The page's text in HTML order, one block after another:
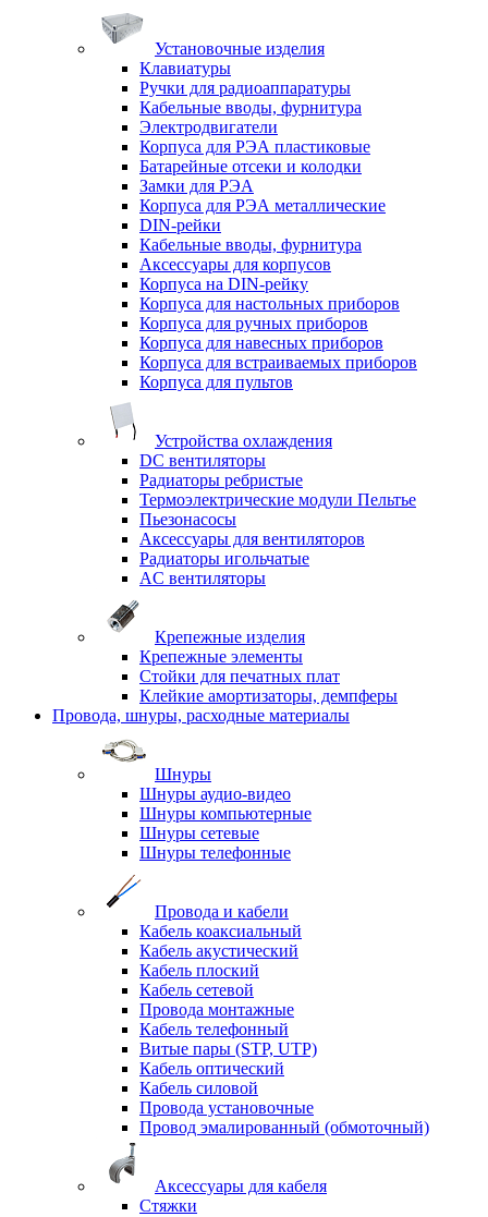
Установочные изделия
Клавиатуры
Ручки для радиоаппаратуры
Кабельные вводы, фурнитура
Электродвигатели
Корпуса для РЭА пластиковые
Батарейные отсеки и колодки
Замки для РЭА
Корпуса для РЭА металлические
DIN-рейки
Кабельные вводы, фурнитура
Аксессуары для корпусов
Корпуса на DIN-рейку
Корпуса для настольных приборов
Корпуса для ручных приборов
Корпуса для навесных приборов
Корпуса для встраиваемых приборов
Корпуса для пультов
Устройства охлаждения
DC вентиляторы
Радиаторы ребристые
Термоэлектрические модули Пельтье
Пьезонасосы
Аксессуары для вентиляторов
Радиаторы игольчатые
AC вентиляторы
Крепежные изделия
Крепежные элементы
Стойки для печатных плат
Клейкие амортизаторы, демпферы
Провода, шнуры, расходные материалы
Шнуры
Шнуры аудио-видео
Шнуры компьютерные
Шнуры сетевые
Шнуры телефонные
Провода и кабели
Кабель коаксиальный
Кабель акустический
Кабель плоский
Кабель сетевой
Провода монтажные
Кабель телефонный
Витые пары (STP, UTP)
Кабель оптический
Кабель силовой
Провода установочные
Провод эмалированный (обмоточный)
Аксессуары для кабеля
Стяжки